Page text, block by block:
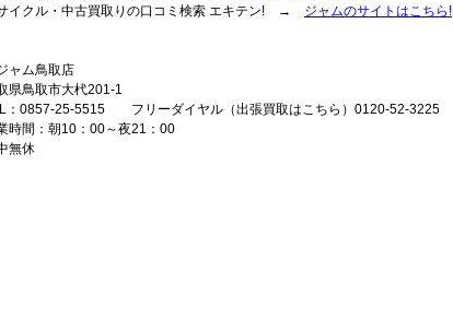
イクル・中古買取りの口コミ検索 エキテン! → ジャムのサイトはこちら!
ャム鳥取店
県鳥取市大杙201-1
：0857-25-5515 フリーダイヤル（出張買取はこちら）0120-52-3225
時間：朝10：00～夜21：00
無休